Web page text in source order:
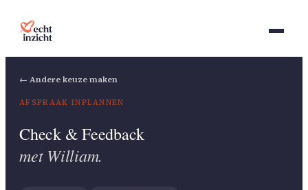
← Andere keuze maken
AFSPRAAK INPLANNEN
Check & Feedback
met William.